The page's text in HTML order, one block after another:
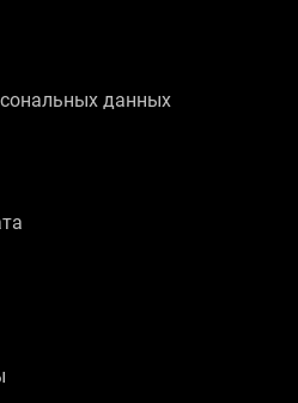
данных